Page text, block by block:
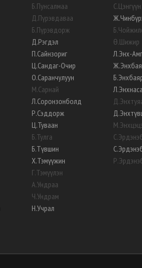
Б.Пунсалмаа
Д.Пүрэвдаваа
Б.Пүрэвдорж
Д.Рэгдэл
П.Сайнзориг
Ц.Сандаг-Очир
О.Саранчулуун
М.Сарнай
Л.Соронзонболд
Р.Сэддорж
Ц.Туваан
Б.Тулга
Б.Түвшин
Х.Тэмүүжин
Г.Тэмүүлэн
А.Ундраа
Ч.Ундрам
Н.Учрал
С.Цэнгүүн
Ж.
Б.
Ө.Шижир
Л.Энх-
Ж.
Б.
Л.
Д.
Д.
М.
С.
С.
Р.